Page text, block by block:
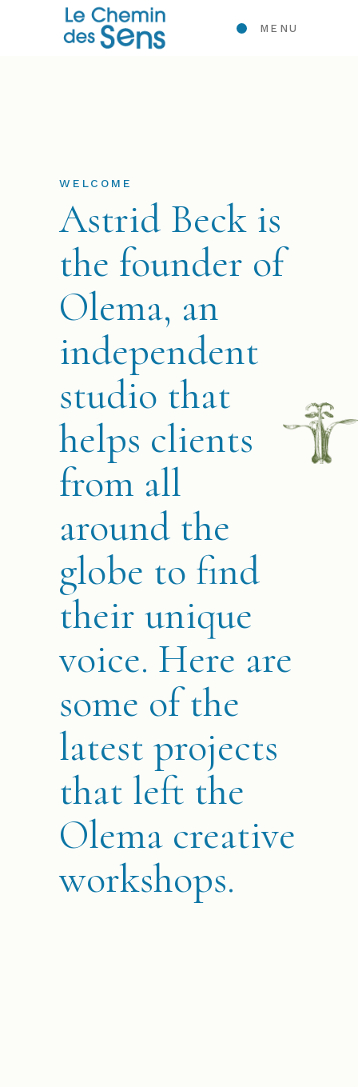
MENU
WELCOME
Astrid Beck is
the founder of
Olema, an
independent
studio that
helps clients
from all
around the
globe to find
their unique
voice. Here are
some of the
latest projects
that left the
Olema creative
workshops.